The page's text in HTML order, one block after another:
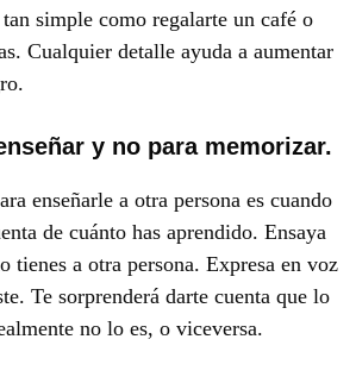
simple como regalarte un café o
Cualquier detalle ayuda a aumentar
y no para memorizar.
enseñarle a otra persona es cuando
de cuánto has aprendido. Ensaya
tienes a otra persona. Expresa en voz
Te sorprenderá darte cuenta que lo
no lo es, o viceversa.